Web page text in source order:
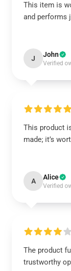
This item is
and performs
J John
Verified
This product
made; it’s
A Alice
Verified
The product
trustworthy